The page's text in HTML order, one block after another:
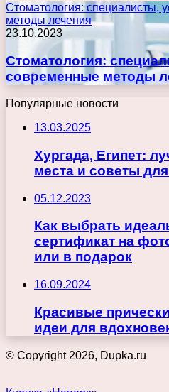
Стоматология: специалисты,
методы лечения
23.10.2023
Стоматология:
современные методы
Популярные новости
13.03.2025
Хургада, Египет:
места и советы
05.12.2023
Как выбрать
сертификат на
или в подарок
16.09.2024
Красивые
идеи для
© Copyright 2026, Dupka.ru